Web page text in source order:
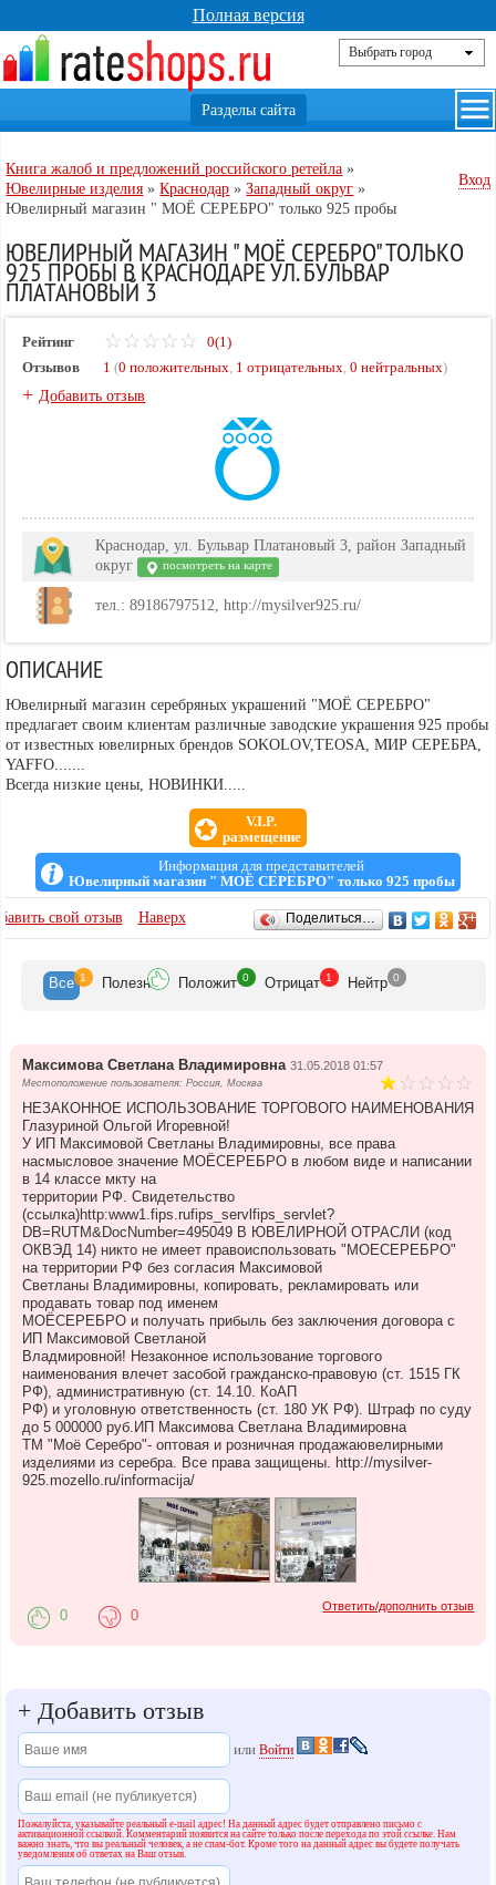
Полная версия
Книга жалоб и предложений российского ретейла »
Ювелирные изделия »Краснодар »Западный округ »
Ювелирный магазин " МОЁ СЕРЕБРО" только 925 пробы
Вход
ЮВЕЛИРНЫЙ МАГАЗИН " МОЁ СЕРЕБРО" ТОЛЬКО
925 ПРОБЫ В КРАСНОДАРЕ УЛ. БУЛЬВАР
ПЛАТАНОВЫЙ 3
Рейтинг
0(1)
Отзывов
1 (0 положительных, 1 отрицательных,0 нейтральных)
+Добавить отзыв
Краснодар, ул. Бульвар Платановый 3, район Западный
округ
посмотреть на карте
тел.: 89186797512, http://mysilver925.ru/
ОПИСАНИЕ
Ювелирный магазин серебряных украшений "МОЁ СЕРЕБРО"
предлагает своим клиентам различные заводские украшения 925 пробы
от известных ювелирных брендов SOKOLOV,TEOSA, МИР СЕРЕБРА,
YAFFO.......
Всегда низкие цены, НОВИНКИ.....
V.I.P.
размещение
Информация для представителей
Ювелирный магазин " МОЁ СЕРЕБРО" только 925 пробы
ОТЗЫВЫсвой отзыв Наверх Поделиться…
Все 1 Полезн Положит 0 Отрицат 1 Нейтр 0
Максимова Светлана Владимировна 31.05.2018 01:57
Местоположение пользователя: Россия, Москва
НЕЗАКОННОЕ ИСПОЛЬЗОВАНИЕ ТОРГОВОГО НАИМЕНОВАНИЯ
Глазуриной Ольгой Игоревной!
У ИП Максимовой Светланы Владимировны, все права
насмысловое значение МОЁСЕРЕБРО в любом виде и написании
в 14 классе мкту на
территории РФ. Свидетельство
(ссылка)http:www1.fips.rufips_servlfips_servlet?
DB=RUTM&DocNumber=495049 В ЮВЕЛИРНОЙ ОТРАСЛИ (код
ОКВЭД 14) никто не имеет правоиспользовать "МОЕСЕРЕБРО"
на территории РФ без согласия Максимовой
Светланы Владимировны, копировать, рекламировать или
продавать товар под именем
МОЁСЕРЕБРО и получать прибыль без заключения договора с
ИП Максимовой Светланой
Владмировной! Незаконное использование торгового
наименования влечет засобой гражданско-правовую (ст. 1515 ГК
РФ), административную (ст. 14.10. КоАП
РФ) и уголовную ответственность (ст. 180 УК РФ). Штраф по суду
до 5 000000 руб.ИП Максимова Светлана Владимировна
ТМ "Моё Серебро"- оптовая и розничная продажаювелирными
изделиями из серебра. Все права защищены. http://mysilver-
925.mozello.ru/informacija/
Ответить/дополнить отзыв
0 0
+ Добавить отзыв
илиВойти
Пожалуйста, указывайте реальный e-mail адрес! На данный адрес будет отправлено письмо с
активационной ссылкой. Комментарий появится на сайте только после перехода по этой ссылке. Нам
важно знать, что вы реальный человек, а не спам-бот. Кроме того на данный адрес вы будете получать
уведомления об ответах на Ваш отзыв.